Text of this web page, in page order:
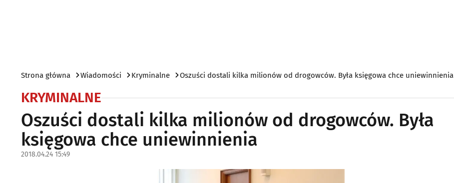
Strona główna Wiadomości Kryminalne Oszuści dostali kilka milionów od drogowców. Była księgowa chce uniewinnienia
KRYMINALNE
Oszuści dostali kilka milionów od drogowców. Była
księgowa chce uniewinnienia
2018.04.24 15:49